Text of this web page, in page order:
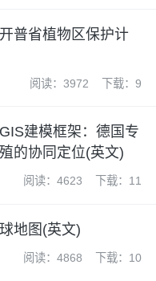
普省植物区保护计
阅读：3972 下载：9
建模框架：德国专
的协同定位(英文)
阅读：4623 下载：11
地图(英文)
阅读：4868 下载：10